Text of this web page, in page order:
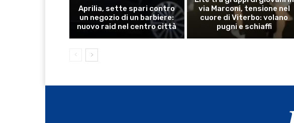
Aprilia, sette spari contro
un negozio di un barbiere:
nuovo raid nel centro città
via Marconi, tensione nel
cuore di Viterbo: volano
pugni e schiaffi